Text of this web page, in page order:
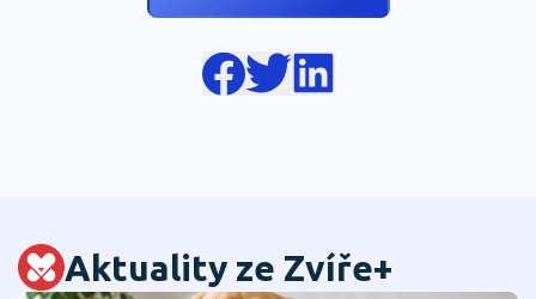
Aktuality ze Zvíře+